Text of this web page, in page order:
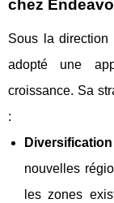
chez
Sous la direction
adopté une
croissance. Sa
:
nouvelles
les zones